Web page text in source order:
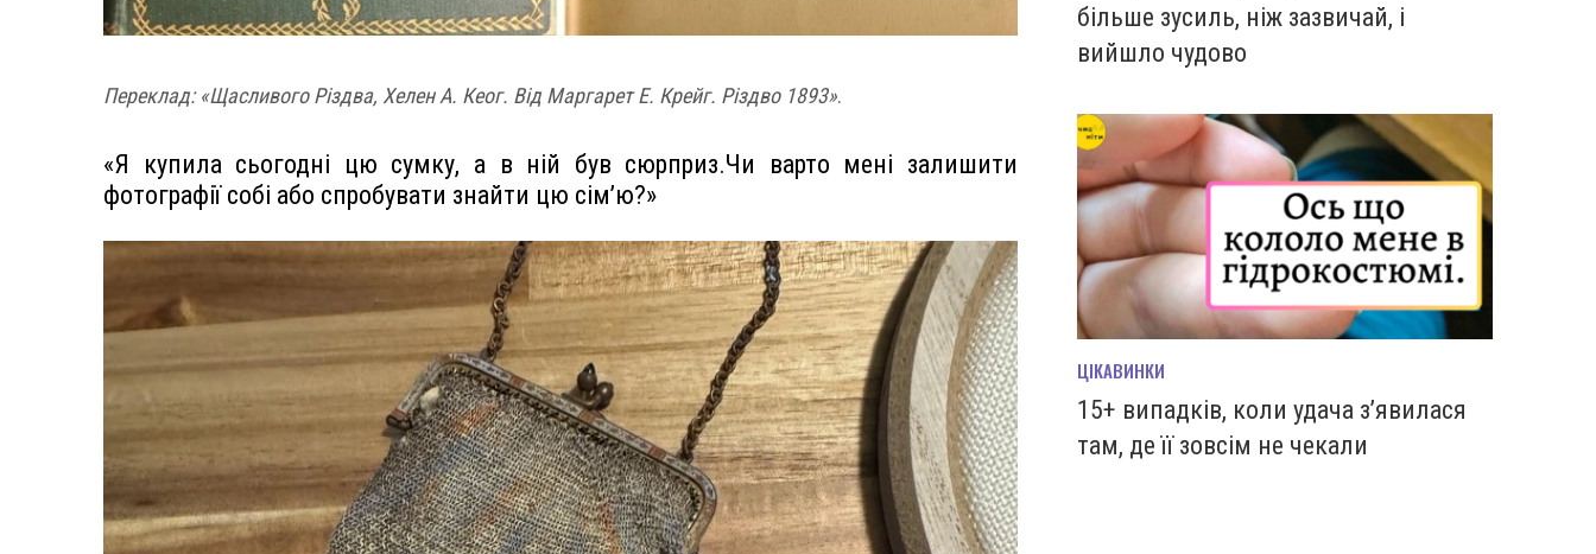
Переклад: «Щасливого Різдва, Хелен А. Кеог. Від Маргарет Е. Крейг. Різдво 1893».
«Я купила сьогодні цю сумку, а в ній був сюрприз.Чи варто мені залишити
фотографії собі або спробувати знайти цю сім’ю?»
більше зусиль, ніж зазвичай, і
вийшло чудово
ЦІКАВИНКИ
15+ випадків, коли удача з’явилася
там, де її зовсім не чекали